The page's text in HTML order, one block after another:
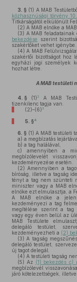
3. § (1) A MAB
közhasznúsági törvény
Titkárságától elkülönült
(2) A MAB elnöke a
(3) A MAB
bekezdése szerint
szakértőket vehet igénybe.
(4) A MAB
szakértői bizottságot hoz
egyházi jogi személyek
hozhat létre.
A MAB testületi
4. § (1) 2 A MAB
tizenkilenc tagja van.
(2)–(6) 3
5. §4
6. § (1) A MAB testületi
a) a megbízatás
b) a tag halálával,
c) amennyiben a
megbízólevelét
kezdeményezése esetén.
(2) Amennyiben a
bíróság, illetve a tagság
tényt a tag nem szünteti
miniszter vagy a MAB
elnöke ezt elmulasztja, a
A MAB elnöke a
kezdeményezi a tag
megítélése szerint a tag
vagy egy éven belül az
MAB Testülete
delegáló testület,
kezdeményezheti a (2)
(3) A tagság
delegáló testület,
új tagot delegál.
(4) A testületi tagság
(5) Az (1) bekezdésc)
megbízólevél
járó kötelezettségek,